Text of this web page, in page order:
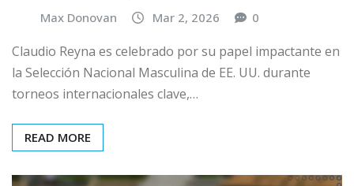
Max Donovan Mar 2, 2026 0
Claudio Reyna es celebrado por su papel impactante en
la Selección Nacional Masculina de EE. UU. durante
torneos internacionales clave,…
READ MORE